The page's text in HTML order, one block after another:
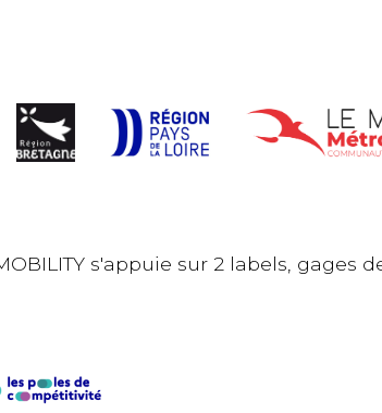
s'appuie sur 2 labels, gages